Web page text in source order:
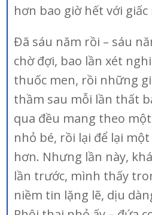
hơn bao giờ hết với
Đã sáu năm rồi – sáu
chờ đợi, bao lần xét
thuốc men, rồi những
thầm sau mỗi lần thất
qua đều mang theo
nhỏ bé, rồi lại để lại
hơn. Nhưng lần này,
lần trước, mình thấy
niềm tin lặng lẽ, dịu